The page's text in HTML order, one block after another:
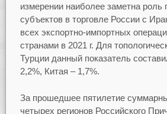
измерении наиболее заметна роль
субъектов в торговле России с
всех экспортно-импортных
странами в 2021 г. Для
Турции данный показатель
2,2%, Китая – 1,7%.
За прошедшее пятилетие
четырех регионов Российского